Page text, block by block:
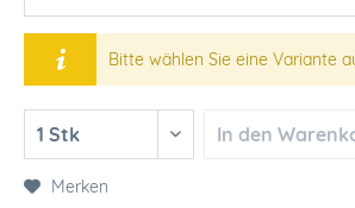
Bitte wählen Sie eine Variante
In den
Merken